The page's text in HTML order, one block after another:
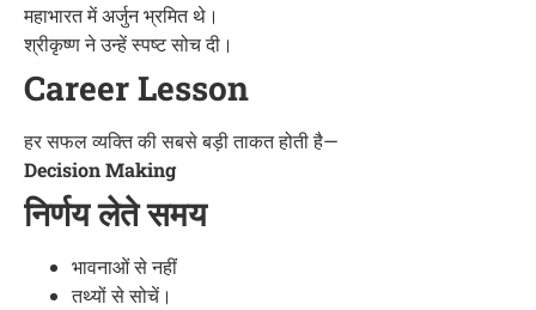
महाभारत में अर्जुन भ्रमित थे।
श्रीकृष्ण ने उन्हें स्पष्ट सोच दी।
Career Lesson
हर सफल व्यक्ति की सबसे बड़ी ताकत होती है—
Decision Making
निर्णय लेते समय
भावनाओं से नहीं
तथ्यों से सोचें।